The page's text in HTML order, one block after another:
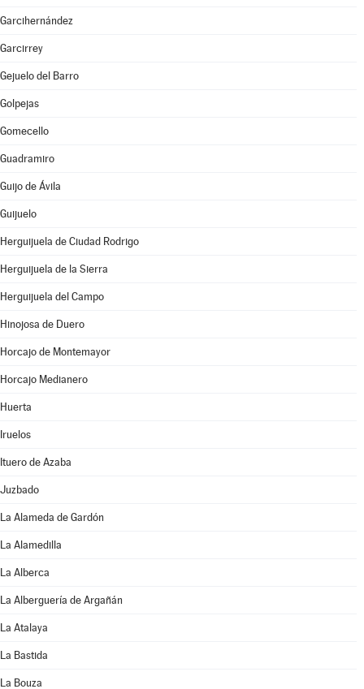
Garcihernández
Garcirrey
Gejuelo del Barro
Golpejas
Gomecello
Guadramiro
Guijo de Ávila
Guijuelo
Herguijuela de Ciudad Rodrigo
Herguijuela de la Sierra
Herguijuela del Campo
Hinojosa de Duero
Horcajo de Montemayor
Horcajo Medianero
Huerta
Iruelos
Ituero de Azaba
Juzbado
La Alameda de Gardón
La Alamedilla
La Alberca
La Alberguería de Argañán
La Atalaya
La Bastida
La Bouza